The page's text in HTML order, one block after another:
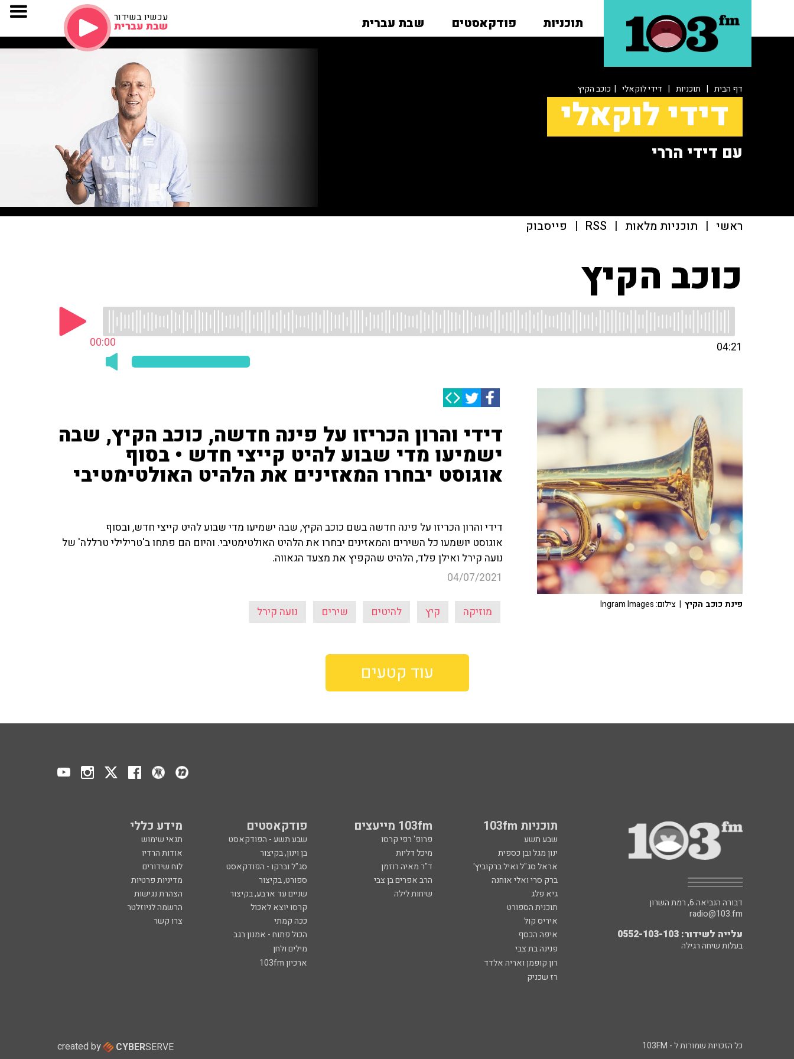
תוכניות פודקאסטים שבת עברית עכשיו בשידור
שבת עברית
דף הבית | תוכניות | דידי לוקאלי | כוכב הקיץ
דידי לוקאלי
עם דידי הררי
ראשי | תוכניות מלאות |
RSS
| פייסבוק
כוכב הקיץ
00:00 04:21
דידי והרון הכריזו על פינה חדשה, כוכב הקיץ, שבה
ישמיעו מדי שבוע להיט קייצי חדש • בסוף
אוגוסט יבחרו המאזינים את הלהיט האולטימטיבי
דידי והרון הכריזו על פינה חדשה בשם כוכב הקיץ, שבה ישמיעו מדי שבוע להיט קייצי חדש, ובסוף
אוגוסט יושמעו כל השירים והמאזינים יבחרו את הלהיט האולטימטיבי. והיום הם פתחו ב'טרילילי טרללה' של
נועה קירל ואילן פלד, הלהיט שהקפיץ את מצעד הגאווה.
04/07/2021
מוזיקה קיץ להיטים שירים נועה קירל
פינת כוכב הקיץ | צילום: Ingram Images
עוד קטעים
תוכניות 103fm 103fm מייעצים פודקאסטים מידע כללי
שבע תשע פרופ' רפי קרסו שבע תשע - הפודקאסט
תנאי שימוש
ינון מגל ובן כספית
מיכל דליות בן וינון, בקיצור
אודות הרדיו
אראל סג"ל ואיל ברקוביץ'
ד"ר מאיה רוזמן סג"ל וברקו - הפודקאסט
לוח שידורים
ברק סרי ואלי אוחנה
הרב אפרים בן צבי ספורט, בקיצור
מדיניות פרטיות
גיא פלג
שיחות לילה שניים עד ארבע, בקיצור
הצהרת נגישות
תוכנית הספורט
קרסו יוצא לאכול
הרשמה לניוזלטר
איריס קול
ככה קמתי
צרו קשר
איפה הכסף
הכול פתוח - אמנון רגב
פנינה בת צבי
מילים ולחן
רון קופמן ואריה אלדד
ארכיון 103fm
רז שכניק
דבורה הנביאה 6, רמת השרון
radio@103.fm
עלייה לשידור: 0552-103-103
בעלות שיחה רגילה
כל הזכויות שמורות ל - 103FM created by CYBERSERVE